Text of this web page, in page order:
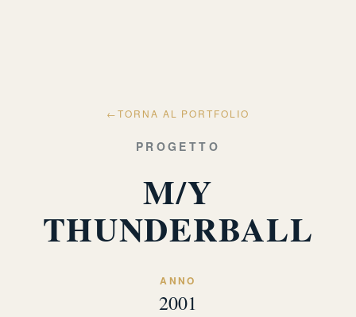
←TORNA AL PORTFOLIO
PROGETTO
M/Y
THUNDERBALL
ANNO
2001